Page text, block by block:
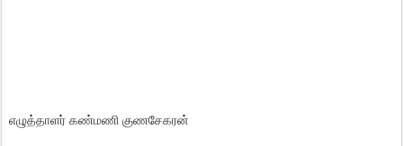
எழுத்தாளர் கண்மணி குணசேகரன்